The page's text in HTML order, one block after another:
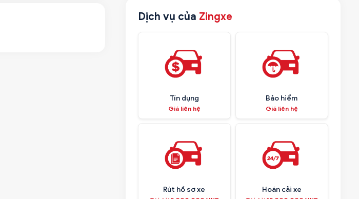
Dịch vụ của Zingxe
Tín dụng
Giá liên hệ
Bảo hiểm
Giá liên hệ
Rút hồ sơ xe Hoán cải xe